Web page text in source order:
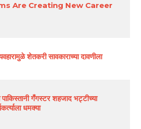
Are Creating New Career
शेतकरी सावकाराच्या दावणीला
गँगस्टर शहजाद भट्टीच्या
धमक्या